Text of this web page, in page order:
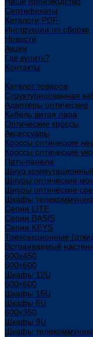
Сертификаты
Каталоги PDF
Инструкции по сборке
Новости
Акции
Где купить?
Контакты
Каталог товаров
Структурированная
Адаптеры оптические
Кабель витая пара
Оптические кроссы
Аксессуары
Кроссы оптические
Кроссы оптические
Патч-панели
Шнур
Шнуры оптические
Шнуры оптические
Шкафы
Cерия LITE
Cерия BASIS
Cерия KEYS
Трехсекционные
Встраиваемый
600x450
600x600
Шкафы 12U
600x600
Шкафы 15U
Шкафы 6U
600x350
Шкафы 9U
Шкафы